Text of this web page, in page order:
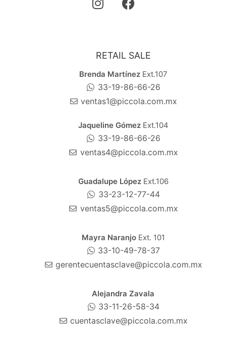
RETAIL SALE
Brenda MartínezExt.107
33-19-86-66-26
ventas1@piccola.com.mx
Jaqueline GómezExt.104
33-19-86-66-26
ventas4@piccola.com.mx
Guadalupe López Ext.106
33-23-12-77-44
ventas5@piccola.com.mx
Mayra Naranjo Ext. 101
33-10-49-78-37
gerentecuentasclave@piccola.com.mx
Alejandra Zavala
33-11-26-58-34
cuentasclave@piccola.com.mx